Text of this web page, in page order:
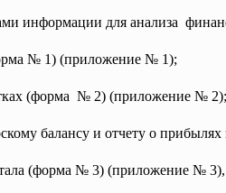
информации для анализа
№ 1) (приложение № 1);
(форма № 2) (приложение № 2);
балансу и отчету о
(форма № 3) (приложение № 3),